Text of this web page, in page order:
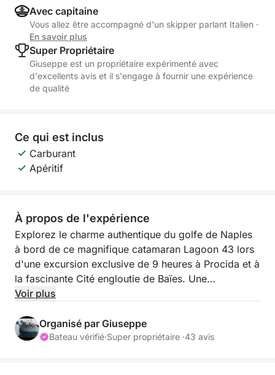
Avec capitaine
Vous allez être accompagné d'un skipper parlant Italien ·
En savoir plus
Super Propriétaire
Giuseppe est un propriétaire expérimenté avec
d'excellents avis et il s'engage à fournir une expérience
de qualité
Ce qui est inclus
Carburant
Apéritif
À propos de l'expérience
Explorez le charme authentique du golfe de Naples
à bord de ce magnifique catamaran Lagoon 43 lors
d'une excursion exclusive de 9 heures à Procida et à
la fascinante Cité engloutie de Baïes. Une
expérience idéale pour ceux qui souhaitent allier
Au départ de Marina di Procida à 9h00, vous
Voir plus
Organisé par Giuseppe
Bateau vérifié·Super propriétaire ·43 avis